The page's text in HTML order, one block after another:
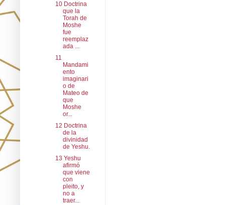
10 Doctrina
que la
Torah de
Moshe
fue
reemplaz
ada ...
11
Mandami
ento
imaginari
o de
Mateo de
que
Moshe
or...
12 Doctrina
de la
divinidad
de Yeshu.
13 Yeshu
afirmó
que viene
con
pleito, y
no a
traer...